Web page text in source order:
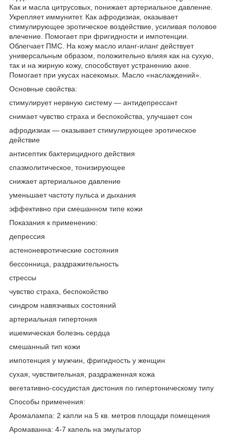
Как и масла цитрусовых, понижает артериальное давление.
Укрепляет иммунитет. Как афродизиак, оказывает
стимулирующее эротическое воздействие, усиливая половое
влечение. Помогает при фригидности и импотенции.
Облегчает ПМС. На кожу масло иланг-иланг действует
универсальным образом, положительно влияя как на сухую,
так и на жирную кожу, способствует устранению акне.
Помогает при укусах насекомых. Масло «наслаждений».
Основные свойства:
стимулирует нервную систему — антидепрессант
снимает чувство страха и беспокойства, улучшает сон
афродизиак — оказывает стимулирующее эротическое
действие
антисептик бактерицидного действия
спазмолитическое, тонизирующее
снижает артериальное давление
уменьшает частоту пульса и дыхания
эффективно при смешанном типе кожи
Показания к применению:
депрессия
астеноневротические состояния
бессонница, раздражительность
стрессы
чувство страха, беспокойство
синдром навязчивых состояний
артериальная гипертония
ишемическая болезнь сердца
смешанный тип кожи
импотенция у мужчин, фригидность у женщин
сухая, чувствительная, раздраженная кожа
вегетативно-сосудистая дистония по гипертоническому типу
Способы применения:
Аромалампа: 2 капли на 5 кв. метров площади помещения
Аромаванна: 4-7 капель на эмульгатор